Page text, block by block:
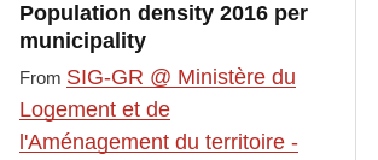
Population density 2016 per
municipality
From SIG-GR @ Ministère du
Logement et de
l'Aménagement du territoire -